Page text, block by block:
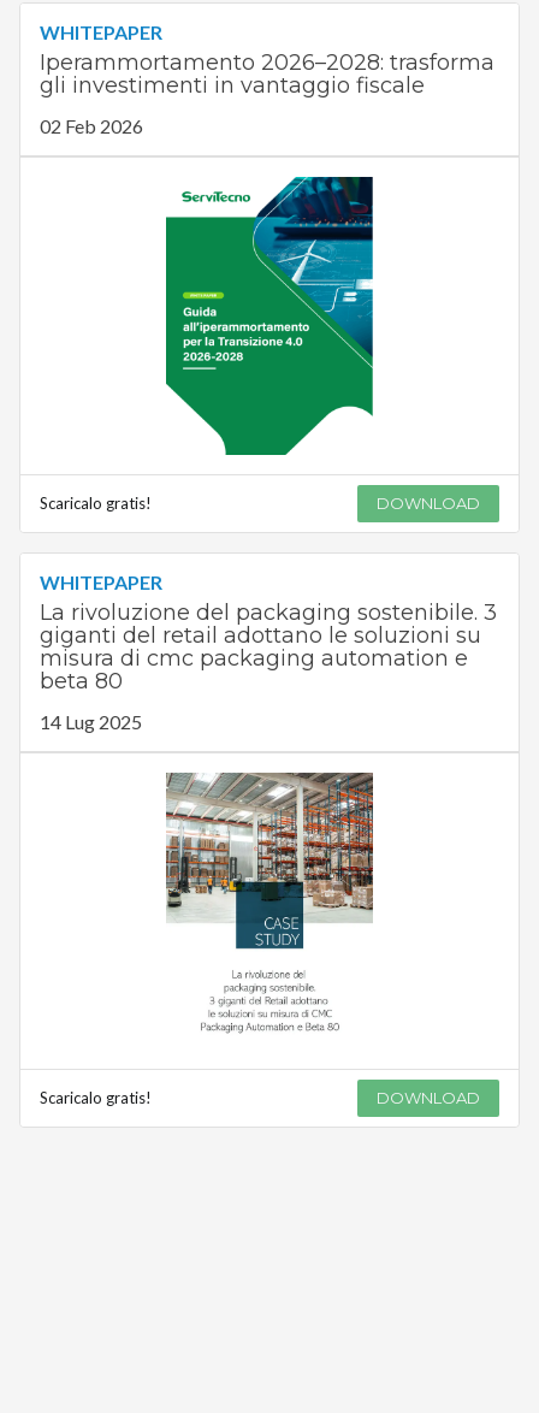
WHITEPAPER
Iperammortamento 2026–2028: trasforma
gli investimenti in vantaggio fiscale
02 Feb 2026
Scaricalo gratis! DOWNLOAD
WHITEPAPER
La rivoluzione del packaging sostenibile. 3
giganti del retail adottano le soluzioni su
misura di cmc packaging automation e
beta 80
14 Lug 2025
Scaricalo gratis! DOWNLOAD